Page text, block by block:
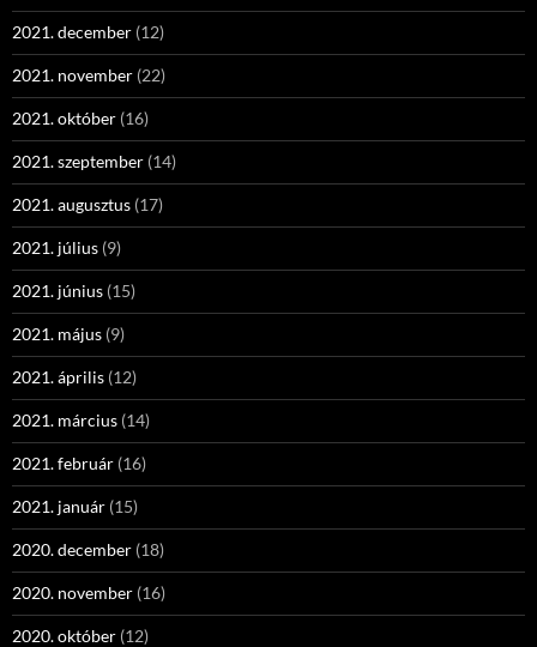
2021. december (12)
2021. november (22)
2021. október (16)
2021. szeptember (14)
2021. augusztus (17)
2021. július (9)
2021. június (15)
2021. május (9)
2021. április (12)
2021. március (14)
2021. február (16)
2021. január (15)
2020. december (18)
2020. november (16)
2020. október (12)